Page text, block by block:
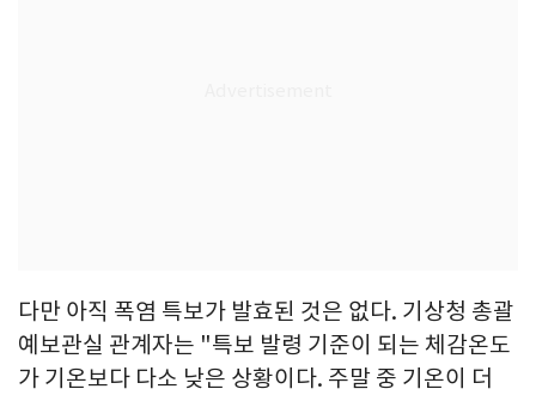
다만 아직 폭염 특보가 발효된 것은 없다. 기상청 총괄
예보관실 관계자는 "특보 발령 기준이 되는 체감온도
가 기온보다 다소 낮은 상황이다. 주말 중 기온이 더